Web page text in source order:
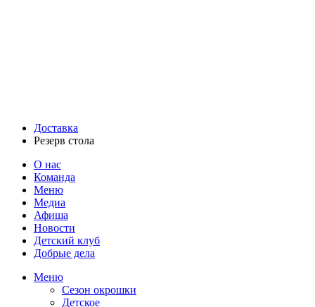
Доставка
Резерв стола
О нас
Команда
Меню
Медиа
Афиша
Новости
Детский клуб
Добрые дела
Меню
Сезон окрошки
Детское